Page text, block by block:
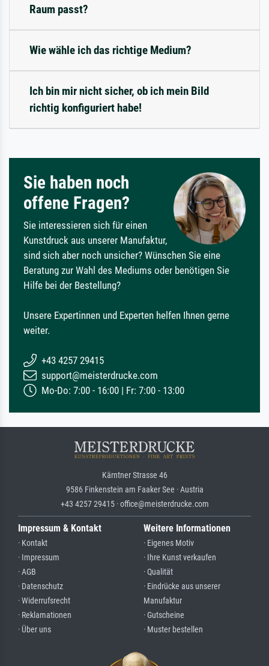
Raum passt?
Wie wähle ich das richtige Medium?
Ich bin mir nicht sicher, ob ich mein Bild
richtig konfiguriert habe!
Sie haben noch
offene Fragen?
Sie interessieren sich für einen
Kunstdruck aus unserer Manufaktur,
sind sich aber noch unsicher? Wünschen Sie eine
Beratung zur Wahl des Mediums oder benötigen Sie
Hilfe bei der Bestellung?
Unsere Expertinnen und Experten helfen Ihnen gerne
weiter.
+43 4257 29415
support@meisterdrucke.com
Mo-Do: 7:00 - 16:00 | Fr: 7:00 - 13:00
Kärntner Strasse 46
9586 Finkenstein am Faaker See · Austria
+43 4257 29415 · office@meisterdrucke.com
Impressum & Kontakt
· Kontakt
· Impressum
· AGB
· Datenschutz
· Widerrufsrecht
· Reklamationen
· Über uns
Weitere Informationen
· Eigenes Motiv
· Ihre Kunst verkaufen
· Qualität
· Eindrücke aus unserer
Manufaktur
· Gutscheine
· Muster bestellen